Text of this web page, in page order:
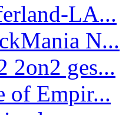
LA...
N...
2on2 ges...
of Empir...